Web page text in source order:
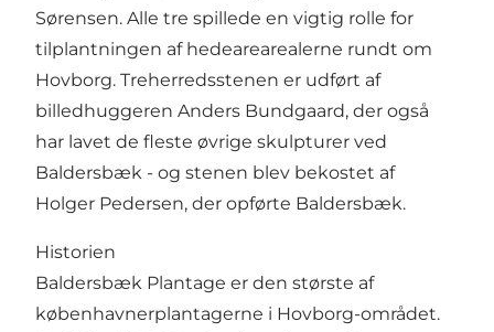
Sørensen. Alle tre spillede en vigtig rolle for
tilplantningen af hedearearealerne rundt om
Hovborg. Treherredsstenen er udført af
billedhuggeren Anders Bundgaard, der også
har lavet de fleste øvrige skulpturer ved
Baldersbæk - og stenen blev bekostet af
Holger Pedersen, der opførte Baldersbæk.
Historien
Baldersbæk Plantage er den største af
københavnerplantagerne i Hovborg-området.